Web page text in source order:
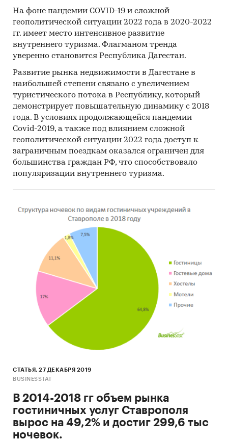
На фоне пандемии COVID-19 и сложной
геополитической ситуации 2022 года в 2020-2022
гг. имеет место интенсивное развитие
внутреннего туризма. Флагманом тренда
уверенно становится Республика Дагестан.
Развитие рынка недвижимости в Дагестане в
наибольшей степени связано с увеличением
туристического потока в Республику, который
демонстрирует повышательную динамику с 2018
года. В условиях продолжающейся пандемии
Covid-2019, а также под влиянием сложной
геополитической ситуации 2022 года доступ к
заграничным поездкам оказался ограничен для
большинства граждан РФ, что способствовало
популяризации внутреннего туризма.
СТАТЬЯ, 27 ДЕКАБРЯ 2019
BUSINESSTAT
В 2014-2018 гг объем рынка
гостиничных услуг Ставрополя
вырос на 49,2% и достиг 299,6 тыс
ночевок.